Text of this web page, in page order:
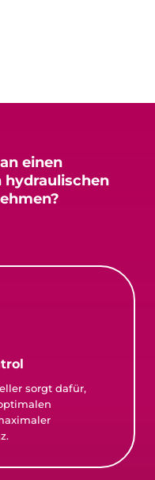
einen
hydraulischen
sorgt dafür,